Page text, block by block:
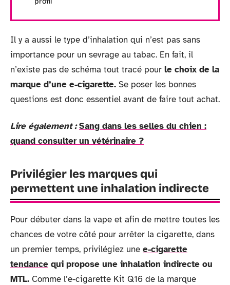
Il y a aussi le type d’inhalation qui n’est pas sans
importance pour un sevrage au tabac. En fait, il
n’existe pas de schéma tout tracé pour le choix de la
marque d’une e-cigarette. Se poser les bonnes
questions est donc essentiel avant de faire tout achat.
Lire également : Sang dans les selles du chien :
quand consulter un vétérinaire ?
Privilégier les marques qui
permettent une inhalation indirecte
Pour débuter dans la vape et afin de mettre toutes les
chances de votre côté pour arrêter la cigarette, dans
un premier temps, privilégiez une e-cigarette
tendance qui propose une inhalation indirecte ou
MTL. Comme l’e-cigarette Kit Q16 de la marque